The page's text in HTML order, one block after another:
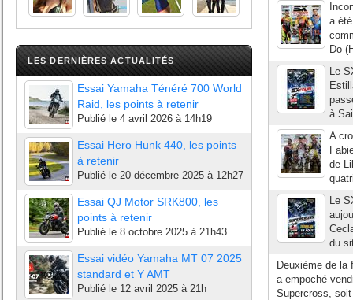
LES DERNIÈRES ACTUALITÉS
Essai Yamaha Ténéré 700 World
Raid, les points à retenir
Publié le 4 avril 2026 à 14h19
Essai Hero Hunk 440, les points
à retenir
Publié le 20 décembre 2025 à 12h27
Essai QJ Motor SRK800, les
points à retenir
Publié le 8 octobre 2025 à 21h43
Essai vidéo Yamaha MT 07 2025
standard et Y AMT
Publié le 12 avril 2025 à 21h
a
Do
Le
à
A
de
Le
du
Deuxième de la
a empoché
Supercross,